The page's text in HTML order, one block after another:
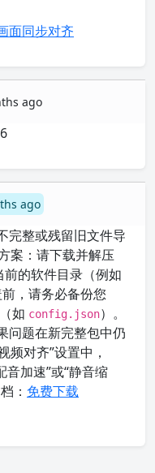
面同步对齐
ago
ago
完整或残留旧文件导
案：请下载并解压
的软件目录（例如
，请务必备份您
如 config.json）。
问题在新完整包中仍
频对齐”设置中，
音加速”或“静音缩
： 免费下载